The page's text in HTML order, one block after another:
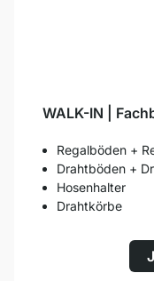
WALK-IN |
Regalböden +
Drahtböden +
Hosenhalter
Drahtkörbe